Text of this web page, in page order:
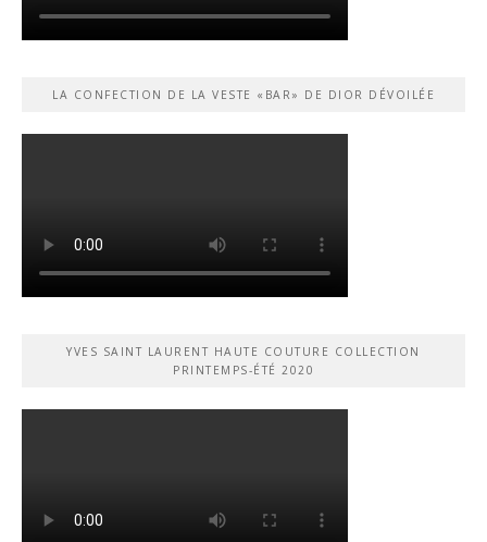
LA CONFECTION DE LA VESTE «BAR» DE DIOR DÉVOILÉE
YVES SAINT LAURENT HAUTE COUTURE COLLECTION
PRINTEMPS-ÉTÉ 2020